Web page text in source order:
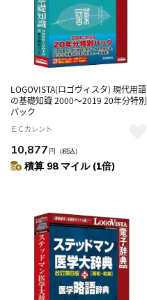
LOGOVISTA(ロゴヴィスタ) 現代用語
の基礎知識 2000～2019 20年分特別
パック
ＥＣカレント
10,877 円 （税込）
積算 98 マイル (1倍)